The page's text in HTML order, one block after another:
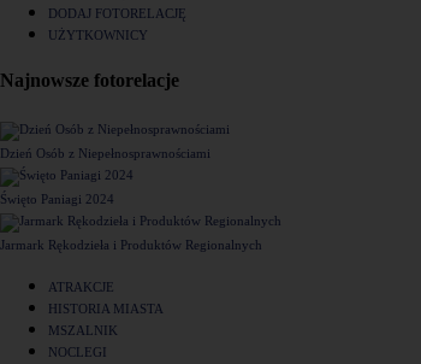
DODAJ FOTORELACJĘ
UŻYTKOWNICY
Najnowsze fotorelacje
Dzień Osób z Niepełnosprawnościami
Święto Paniagi 2024
Jarmark Rękodzieła i Produktów Regionalnych
ATRAKCJE
HISTORIA MIASTA
MSZALNIK
NOCLEGI